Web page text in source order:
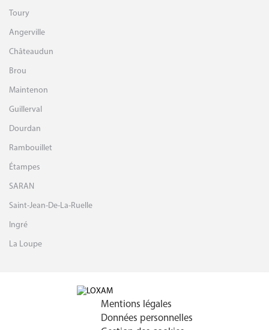
Toury
Angerville
Châteaudun
Brou
Maintenon
Guillerval
Dourdan
Rambouillet
Étampes
SARAN
Saint-Jean-De-La-Ruelle
Ingré
La Loupe
Mentions légales
Données personnelles